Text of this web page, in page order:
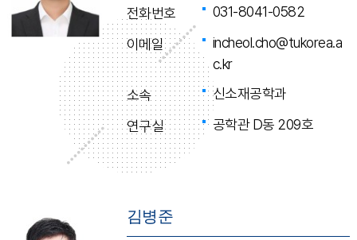
전화번호
031-8041-0582
이메일
incheol.cho@tukorea.a
c.kr
소속
신소재공학과
연구실
공학관 D동 209호
김병준